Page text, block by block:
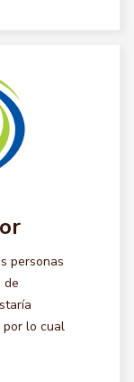
personas
de
por lo cual